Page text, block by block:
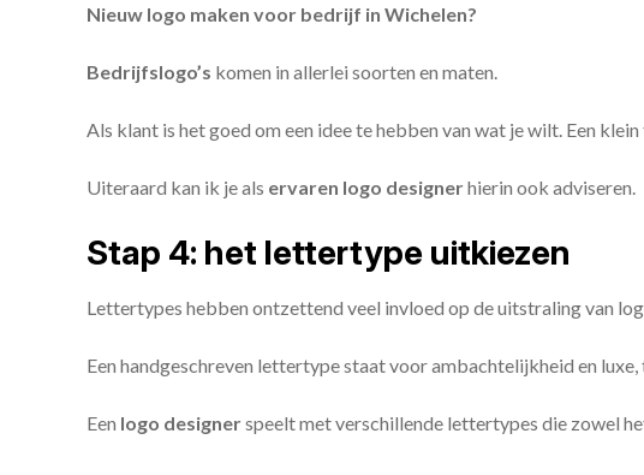
Nieuw logo maken voor bedrijf in Wichelen?
Bedrijfslogo’s komen in allerlei soorten en maten.
Als klant is het goed om een idee te hebben van wat je wilt. Een
Uiteraard kan ik je als ervaren logo designerhierin ook adviseren.
Stap 4: het lettertype uitkiezen
Lettertypes hebben ontzettend veel invloed op de uitstraling van
Een handgeschreven lettertype staat voor ambachtelijkheid en
Een logo designerspeelt met verschillende lettertypes die zowel